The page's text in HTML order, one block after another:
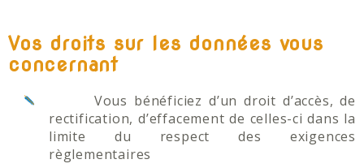
Vos droits sur les données vous
concernant
Vous bénéficiez d’un droit d’accès, de
rectification, d’effacement de celles-ci dans la
limite du respect des exigences
règlementaires